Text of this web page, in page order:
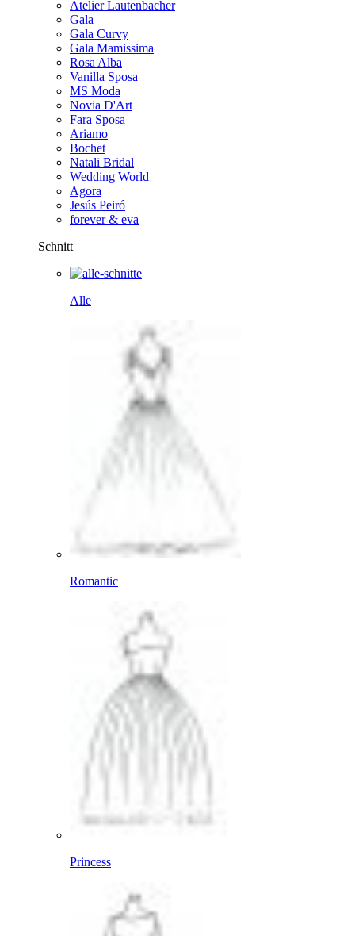
Atelier Lautenbacher
Gala
Gala Curvy
Gala Mamissima
Rosa Alba
Vanilla Sposa
MS Moda
Novia D'Art
Fara Sposa
Ariamo
Bochet
Natali Bridal
Wedding World
Agora
Jesús Peiró
forever & eva
Schnitt
Alle
Romantic
Princess